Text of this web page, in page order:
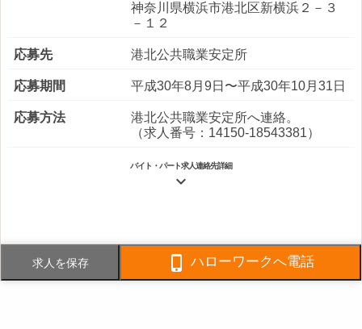
神奈川県横浜市港北区新横浜２－３
－１２
応募先 港北公共職業安定所
応募期間 平成30年8月9日〜平成30年10月31日
応募方法
港北公共職業安定所へ連絡。
（求人番号：14150-18543381）
バイト・パート求人連絡先詳細

事業内容
不動産総合ビジネス 屋久島リゾー
トホテル事業
求人を保存  ハローワークへ電話